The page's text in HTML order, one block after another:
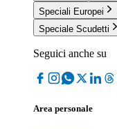
Speciali Europei
Speciale Scudetti
Seguici anche su
Area personale